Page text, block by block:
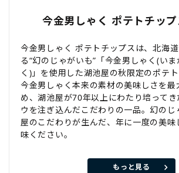
今金男しゃく ポテトチップ
今金男しゃく ポテトチップスは、北海
る“幻のじゃがいも”「今金男しゃく(い
く)」を使用した湖池屋の秋限定のポテト
今金男しゃく本来の素材の美味しさを最
め、湖池屋が70年以上にわたり培って
ウを注ぎ込んだこだわりの一品。幻の
屋のこだわりが生んだ、年に一度の美味
味ください。
もっと見る